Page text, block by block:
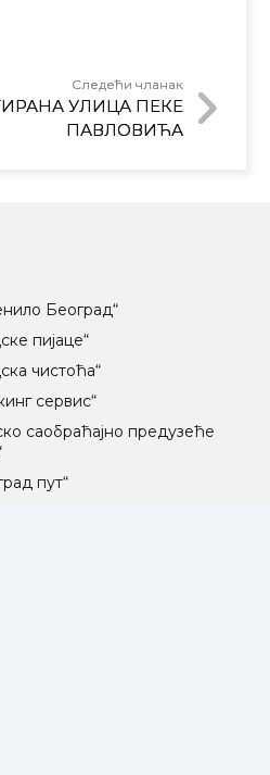
Следећи чланак
УЛИЦА ПЕКЕ
ПАВЛОВИЋА
Београд“
пијаце“
чистоћа“
сервис“
саобраћајно предузеће
пут“